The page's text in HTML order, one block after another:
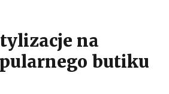
na
butiku